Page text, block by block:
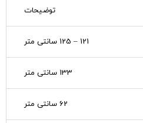
توضیحات